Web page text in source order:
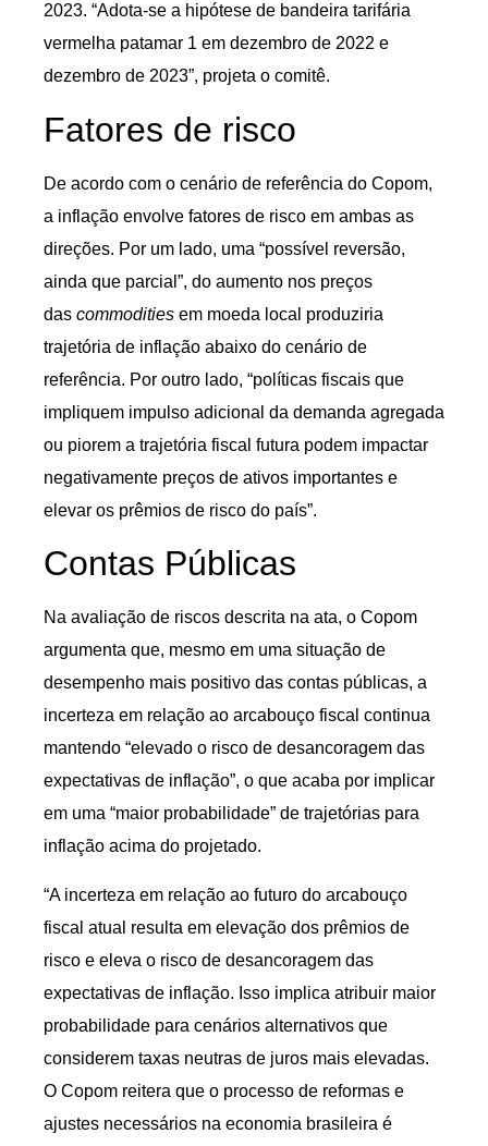
2023. “Adota-se a hipótese de bandeira tarifária
vermelha patamar 1 em dezembro de 2022 e
dezembro de 2023”, projeta o comitê.
Fatores de risco
De acordo com o cenário de referência do Copom,
a inflação envolve fatores de risco em ambas as
direções. Por um lado, uma “possível reversão,
ainda que parcial”, do aumento nos preços
das commodities em moeda local produziria
trajetória de inflação abaixo do cenário de
referência. Por outro lado, “políticas fiscais que
impliquem impulso adicional da demanda agregada
ou piorem a trajetória fiscal futura podem impactar
negativamente preços de ativos importantes e
elevar os prêmios de risco do país”.
Contas Públicas
Na avaliação de riscos descrita na ata, o Copom
argumenta que, mesmo em uma situação de
desempenho mais positivo das contas públicas, a
incerteza em relação ao arcabouço fiscal continua
mantendo “elevado o risco de desancoragem das
expectativas de inflação”, o que acaba por implicar
em uma “maior probabilidade” de trajetórias para
inflação acima do projetado.
“A incerteza em relação ao futuro do arcabouço
fiscal atual resulta em elevação dos prêmios de
risco e eleva o risco de desancoragem das
expectativas de inflação. Isso implica atribuir maior
probabilidade para cenários alternativos que
considerem taxas neutras de juros mais elevadas.
O Copom reitera que o processo de reformas e
ajustes necessários na economia brasileira é